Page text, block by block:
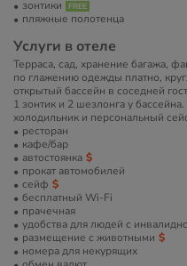
зонтики
пляжные полотенца
Услуги в отеле
Терраса, сад, хранение багажа, факс/
по глажению одежды платно,
открытый бассейн в соседней
1 зонтик и 2 шезлонга у
холодильник и персональный
ресторан
кафе/бар
автостоянка
прокат автомобилей
сейф
бесплатный Wi-Fi
прачечная
удобства для людей с
размещение с животными
номера для некурящих